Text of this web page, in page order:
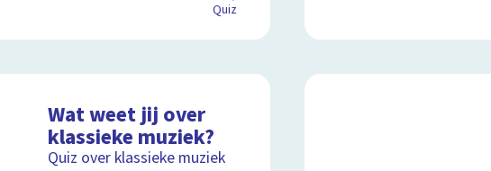
Quiz
Wat weet jij over
klassieke muziek?
Quiz over klassieke muziek